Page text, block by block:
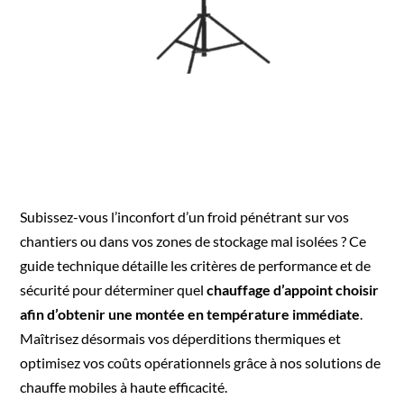
Subissez-vous l’inconfort d’un froid pénétrant sur vos
chantiers ou dans vos zones de stockage mal isolées ? Ce
guide technique détaille les critères de performance et de
sécurité pour déterminer quelchauffage d’appoint choisir
afin d’obtenir une montée en température immédiate.
Maîtrisez désormais vos déperditions thermiques et
optimisez vos coûts opérationnels grâce à nos solutions de
chauffe mobiles à haute efficacité.